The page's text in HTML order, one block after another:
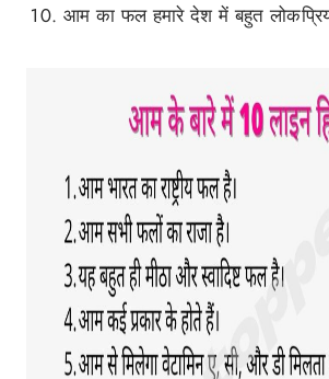
आम का फल हमारे देश में बहुत